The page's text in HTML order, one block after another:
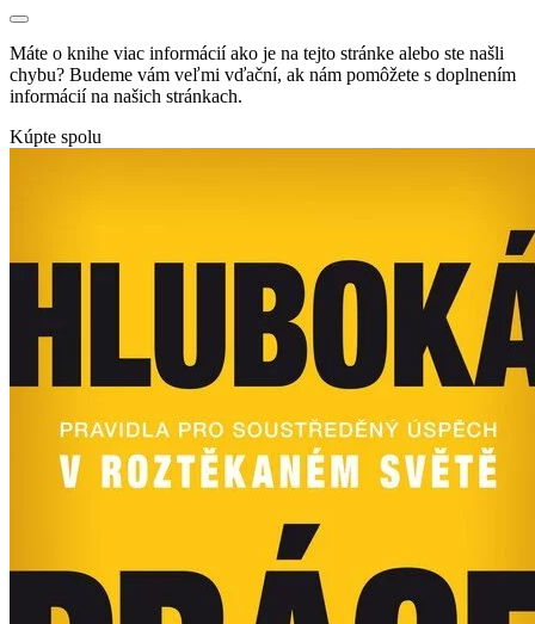
Máte o knihe viac informácií ako je na tejto stránke alebo ste našli
chybu? Budeme vám veľmi vďační, ak nám pomôžete s doplnením
informácií na našich stránkach.
Kúpte spolu